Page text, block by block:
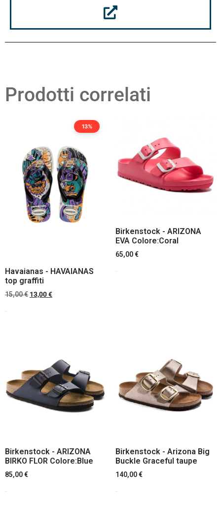
Prodotti correlati
13%
Havaianas - HAVAIANAS
top graffiti
15,00€ 13,00€
Birkenstock - ARIZONA
EVA Colore:Coral
65,00€
Birkenstock - ARIZONA
BIRKO FLOR Colore:Blue
85,00€
Birkenstock - Arizona Big
Buckle Graceful taupe
140,00€